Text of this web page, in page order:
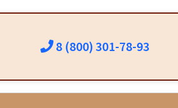
8 (800) 301-78-93